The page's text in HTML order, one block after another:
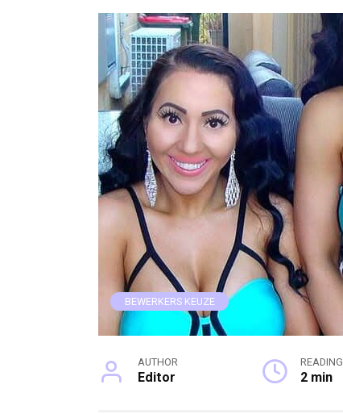
BEWERKERS KEUZE
AUTHOR
Editor
READING
2 min